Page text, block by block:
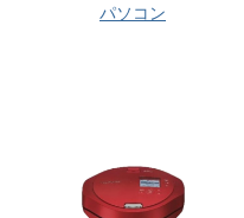
パソコン